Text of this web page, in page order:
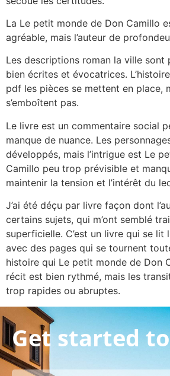
La Le petit monde de Don Camillo
agréable, mais l’auteur de
Les descriptions roman la ville sont
bien écrites et évocatrices.
pdf les pièces se mettent en place,
s’emboîtent pas.
Le livre est un commentaire social
manque de nuance. Les
développés, mais l’intrigue est Le
Camillo peu trop prévisible et
maintenir la tension et l’intérêt du
J’ai été déçu par livre façon dont
certains sujets, qui m’ont semblé
superficielle. C’est un livre qui se lit
avec des pages qui se tournent
histoire qui Le petit monde de Don
récit est bien rythmé, mais les
trop rapides ou abruptes.
Get started